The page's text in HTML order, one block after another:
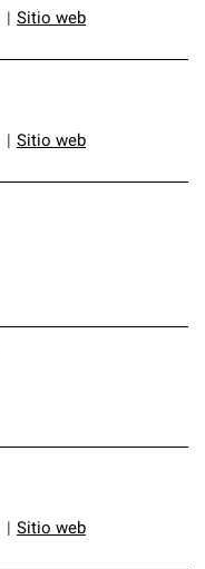
Sitio web
Sitio web
Sitio web